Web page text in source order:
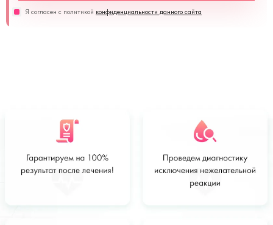
Я согласен с политикой конфиденциальности данного сайта